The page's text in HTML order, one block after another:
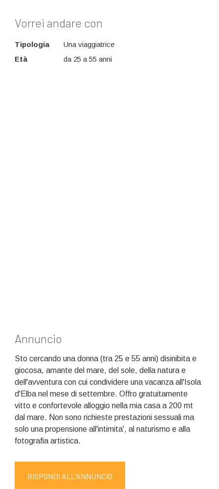
Vorrei andare con
Tipologia
Una viaggiatrice
Età
da 25 a 55 anni
Annuncio
Sto cercando una donna (tra 25 e 55 anni) disinibita e
giocosa, amante del mare, del sole, della natura e
dell'avventura con cui condividere una vacanza all'Isola
d'Elba nel mese di settembre. Offro gratuitamente
vitto e confortevole alloggio nella mia casa a 200 mt
dal mare. Non sono richieste prestazioni sessuali ma
solo una propensione all'intimita', al naturismo e alla
fotografia artistica.
RISPONDI ALL'ANNUNCIO